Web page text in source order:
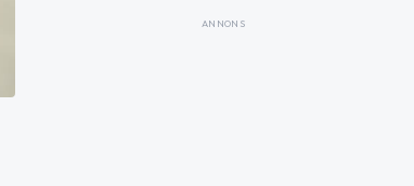
ANNONS